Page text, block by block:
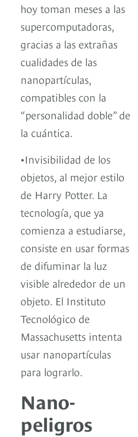
hoy toman meses a las
supercomputadoras,
gracias a las extrañas
cualidades de las
nanopartículas,
compatibles con la
“personalidad doble” de
la cuántica.
•Invisibilidad de los
objetos, al mejor estilo
de Harry Potter. La
tecnología, que ya
comienza a estudiarse,
consiste en usar formas
de difuminar la luz
visible alrededor de un
objeto. El Instituto
Tecnológico de
Massachusetts intenta
usar nanopartículas
para lograrlo.
Nano-
peligros